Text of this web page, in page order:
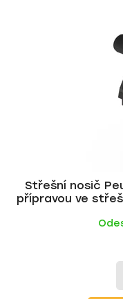
Střešní nosič
přípravou ve